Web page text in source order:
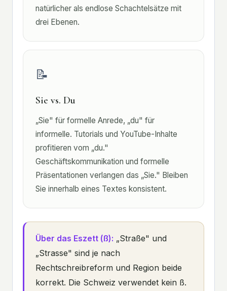
natürlicher als endlose Schachtelsätze mit
drei Ebenen.
📝
Sie vs. Du
„Sie" für formelle Anrede, „du" für
informelle. Tutorials und YouTube-Inhalte
profitieren vom „du."
Geschäftskommunikation und formelle
Präsentationen verlangen das „Sie." Bleiben
Sie innerhalb eines Textes konsistent.
Über das Eszett (ß): „Straße" und
„Strasse" sind je nach
Rechtschreibreform und Region beide
korrekt. Die Schweiz verwendet kein ß.